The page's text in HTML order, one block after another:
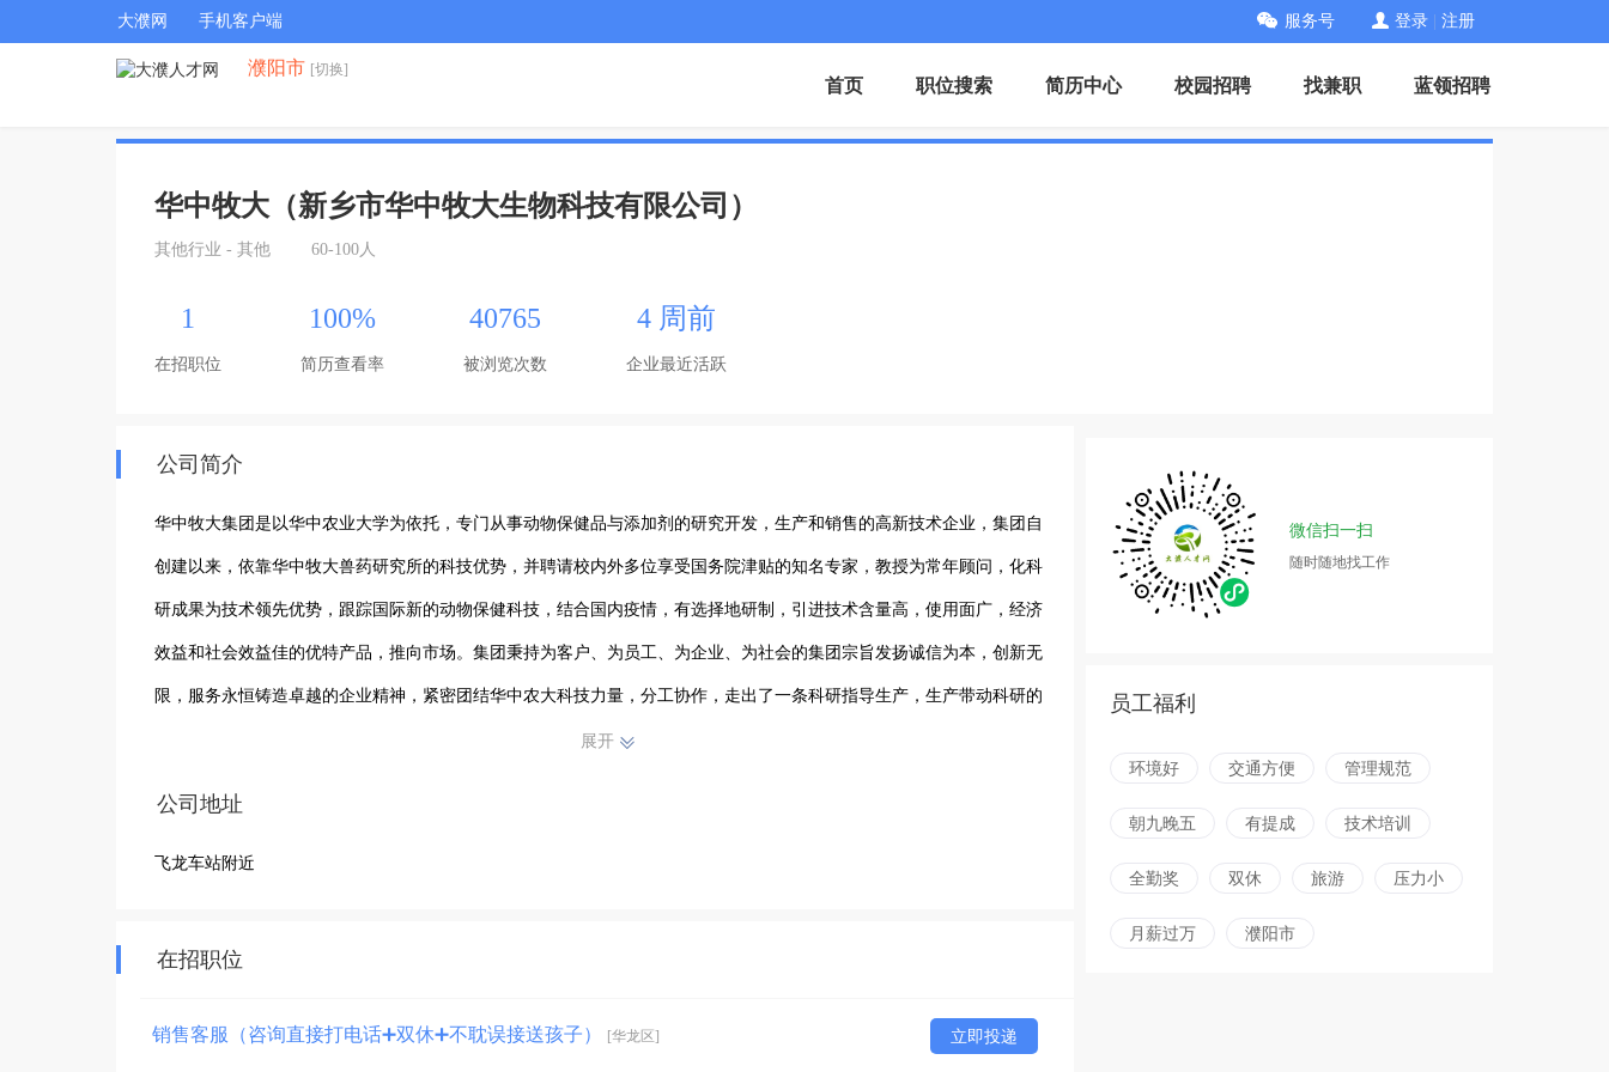
大濮网 手机客户端 服务号 登录 注册
濮阳市 [切换]
首页 职位搜索 简历中心 校园招聘 找兼职 蓝领招聘
华中牧大（新乡市华中牧大生物科技有限公司）
其他行业 - 其他 60-100人
1
在招职位
100%
简历查看率
40765
被浏览次数
4 周前
企业最近活跃
公司简介
华中牧大集团是以华中农业大学为依托，专门从事动物保健品与添加剂的研究开发，生产和销售的高新技术企业，集团自
创建以来，依靠华中牧大兽药研究所的科技优势，并聘请校内外多位享受国务院津贴的知名专家，教授为常年顾问，化科
研成果为技术领先优势，跟踪国际新的动物保健科技，结合国内疫情，有选择地研制，引进技术含量高，使用面广，经济
效益和社会效益佳的优特产品，推向市场。集团秉持为客户、为员工、为企业、为社会的集团宗旨发扬诚信为本，创新无
限，服务永恒铸造卓越的企业精神，紧密团结华中农大科技力量，分工协作，走出了一条科研指导生产，生产带动科研的
展开
公司地址
飞龙车站附近
在招职位
销售客服（咨询直接打电话➕双休➕不耽误接送孩子） [华龙区] 立即投递
微信扫一扫
随时随地找工作
员工福利
环境好 交通方便 管理规范
朝九晚五 有提成 技术培训
全勤奖 双休 旅游 压力小
月薪过万 濮阳市